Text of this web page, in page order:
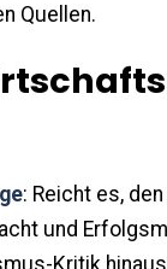
Quellen.
: Reicht es,
und
Kritik